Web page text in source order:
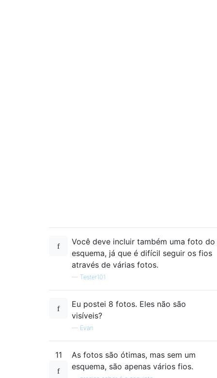
Você deve incluir também uma foto do
esquema, já que é difícil seguir os fios
através de várias fotos.
— Tester101
Eu postei 8 fotos. Eles não são
visíveis?
— Evan
11
As fotos são ótimas, mas sem um
esquema, são apenas vários fios.